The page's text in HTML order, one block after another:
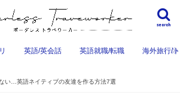
search
英語/英会話 英語就職/転職 海外旅行/
い…英語ネイティブの友達を作る方法7選